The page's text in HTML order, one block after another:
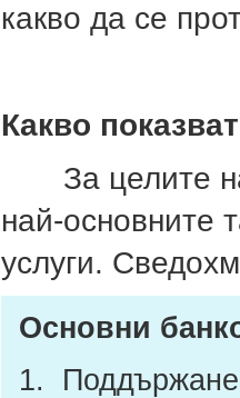
какво да се
Какво
За целите на
най-основните
услуги.
Основни
1. Поддържане